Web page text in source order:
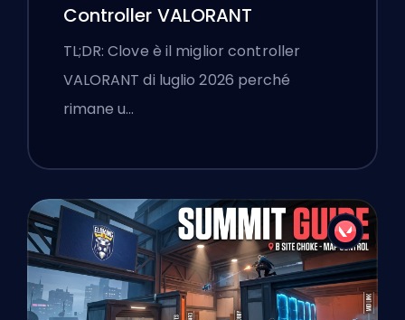
Controller VALORANT
TL;DR: Clove è il miglior controller
VALORANT di luglio 2026 perché
rimane u…